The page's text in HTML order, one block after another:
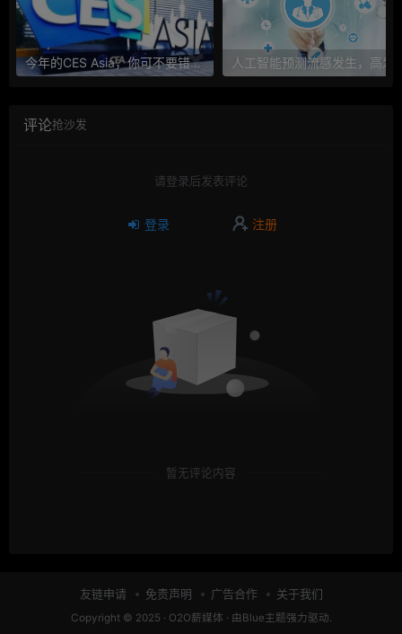
今年的CES Asia，你可不要错过这些自动驾驶看点
评论抢沙发
请登录后发表评论
登录 注册
暂无评论内容
友链申请 免责声明 广告合作 关于我们
Copyright © 2025 · O2O薪媒体 · 由 Blue主题强力驱动.